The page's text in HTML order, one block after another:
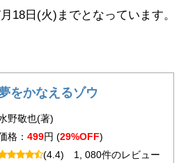
18日(火)までとなっています。
をかなえるゾウ
野敬也(著)
格： 499円 (29%OFF)
(4.4) 1, 080件のレビュー